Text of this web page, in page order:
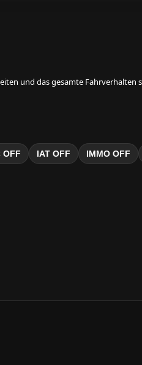
und das gesamte
OFF IAT OFF IMMO OFF